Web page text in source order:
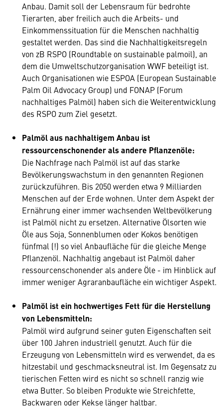
Anbau. Damit soll der Lebensraum für bedrohte
Tierarten, aber freilich auch die Arbeits- und
Einkommenssituation für die Menschen nachhaltig
gestaltet werden. Das sind die Nachhaltigkeitsregeln
von zB RSPO (Roundtable on sustainable palmoil), an
dem die Umweltschutzorganisation WWF beteiligt ist.
Auch Organisationen wie ESPOA (European Sustainable
Palm Oil Advocacy Group) und FONAP (Forum
nachhaltiges Palmöl) haben sich die Weiterentwicklung
des RSPO zum Ziel gesetzt.
Palmöl aus nachhaltigem Anbau ist
ressourcenschonender als andere Pflanzenöle:
Die Nachfrage nach Palmöl ist auf das starke
Bevölkerungswachstum in den genannten Regionen
zurückzuführen. Bis 2050 werden etwa 9 Milliarden
Menschen auf der Erde wohnen. Unter dem Aspekt der
Ernährung einer immer wachsenden Weltbevölkerung
ist Palmöl nicht zu ersetzen. Alternative Ölsorten wie
Öle aus Soja, Sonnenblumen oder Kokos benötigen
fünfmal (!) so viel Anbaufläche für die gleiche Menge
Pflanzenöl. Nachhaltig angebaut ist Palmöl daher
ressourcenschonender als andere Öle - im Hinblick auf
immer weniger Agraranbaufläche ein wichtiger Aspekt.
Palmöl ist ein hochwertiges Fett für die Herstellung
von Lebensmitteln:
Palmöl wird aufgrund seiner guten Eigenschaften seit
über 100 Jahren industriell genutzt. Auch für die
Erzeugung von Lebensmitteln wird es verwendet, da es
hitzestabil und geschmacksneutral ist. Im Gegensatz zu
tierischen Fetten wird es nicht so schnell ranzig wie
etwa Butter. So bleiben Produkte wie Streichfette,
Backwaren oder Kekse länger haltbar.